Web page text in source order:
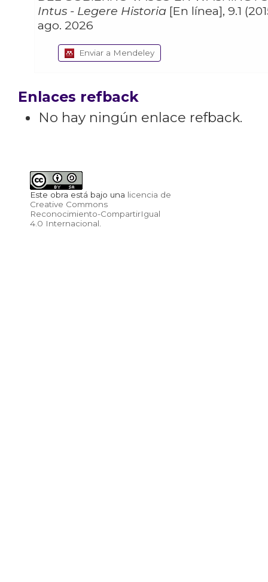
Intus - Legere Historia [En línea], 9.1
ago. 2026
Enviar a Mendeley
Enlaces refback
No hay ningún enlace refback.
Este obra está bajo una licencia de
Creative Commons
Reconocimiento-CompartirIgual
4.0 Internacional